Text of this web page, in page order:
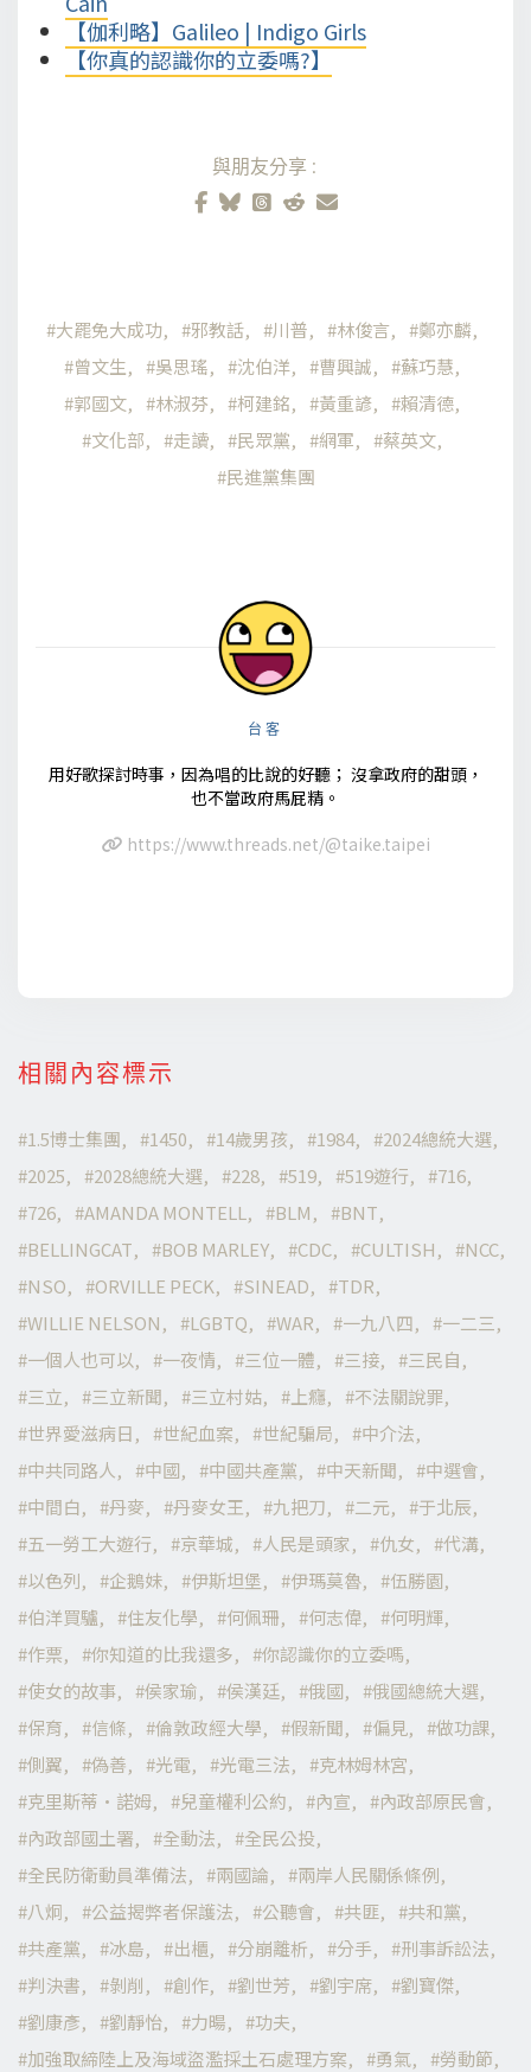
【伽利略】Galileo | Indigo Girls
【你真的認識你的立委嗎?】
與朋友分享:
大罷免大成功 邪教話 川普 林俊言
鄭亦麟
曾文生
吳思瑤 沈伯洋 曹興誠
蘇巧慧
郭國文
林淑芬 柯建銘 黃重諺
賴清德
文化部
走讀 民眾黨 網軍
蔡英文
民進黨集團
台客
用好歌探討時事，因為唱的比說的好聽； 沒拿政府的甜頭，
也不當政府馬屁精。
https://www.threads.net/@taike.taipei
相關內容標示
1.5博士集團 1450 14歲男孩 1984
2024總統大選
2025
2028總統大選 228 519 519遊行
716
726
AMANDA MONTELL BLM
BNT
BELLINGCAT
BOB MARLEY CDC CULTISH
NCC
NSO
ORVILLE PECK SINEAD
TDR
WILLIE NELSON
LGBTQ WAR 一九八四
一二三
一個人也可以
一夜情 三位一體 三接
三民自
三立
三立新聞 三立村姑 上癮
不法關說罪
世界愛滋病日
世紀血案 世紀騙局
中介法
中共同路人
中國 中國共產黨 中天新聞
中選會
中間白
丹麥 丹麥女王 九把刀 二元
于北辰
五一勞工大遊行
京華城 人民是頭家 仇女
代溝
以色列
企鵝妹 伊斯坦堡 伊瑪莫魯
伍勝園
伯洋買驢
住友化學 何佩珊 何志偉
何明輝
作票
你知道的比我還多
你認識你的立委嗎
使女的故事
侯家瑜 侯漢廷 俄國
俄國總統大選
保育
信條 倫敦政經大學 假新聞 偏見
做功課
側翼
偽善 光電 光電三法
克林姆林宮
克里斯蒂·諾姆
兒童權利公約 內宣
內政部原民會
內政部國土署
全動法
全民公投
全民防衛動員準備法
兩國論
兩岸人民關係條例
八炯
公益揭弊者保護法 公聽會 共匪
共和黨
共產黨
冰島 出櫃 分崩離析 分手
刑事訴訟法
判決書
剝削 創作 劉世芳 劉宇席
劉寶傑
劉康彥
劉靜怡 力暘
功夫
加強取締陸上及海域盜濫採土石處理方案
勇氣
勞動節